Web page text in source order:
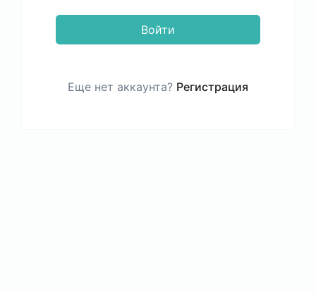
Войти
Еще нет аккаунта? Регистрация